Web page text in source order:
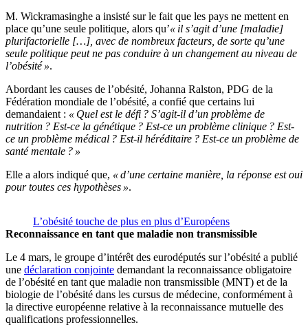
M. Wickramasinghe a insisté sur le fait que les pays ne mettent en
place qu’une seule politique, alors qu’« il s’agit d’une [maladie]
plurifactorielle […], avec de nombreux facteurs, de sorte qu’une
seule politique peut ne pas conduire à un changement au niveau de
l’obésité ».
Abordant les causes de l’obésité, Johanna Ralston, PDG de la
Fédération mondiale de l’obésité, a confié que certains lui
demandaient : « Quel est le défi ? S’agit-il d’un problème de
nutrition ? Est-ce la génétique ? Est-ce un problème clinique ? Est-
ce un problème médical ? Est-il héréditaire ? Est-ce un problème de
santé mentale ? »
Elle a alors indiqué que, « d’une certaine manière, la réponse est oui
pour toutes ces hypothèses ».
L’obésité touche de plus en plus d’Européens
Reconnaissance en tant que maladie non transmissible
Le 4 mars, le groupe d’intérêt des eurodéputés sur l’obésité a publié
une déclaration conjointe demandant la reconnaissance obligatoire
de l’obésité en tant que maladie non transmissible (MNT) et de la
biologie de l’obésité dans les cursus de médecine, conformément à
la directive européenne relative à la reconnaissance mutuelle des
qualifications professionnelles.